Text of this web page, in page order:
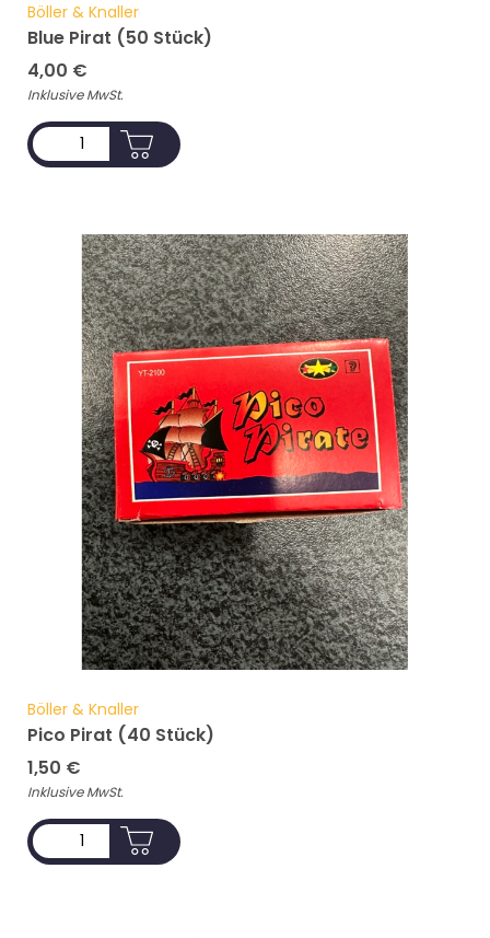
Böller & Knaller
Blue Pirat (50 Stück)
4,00 €
Inklusive MwSt.
Böller & Knaller
Pico Pirat (40 Stück)
1,50 €
Inklusive MwSt.